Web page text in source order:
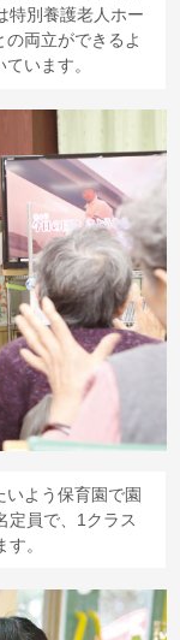
特別養護老人ホー
の両立ができるよ
います。
よう保育園で園
定員で、1クラス
。